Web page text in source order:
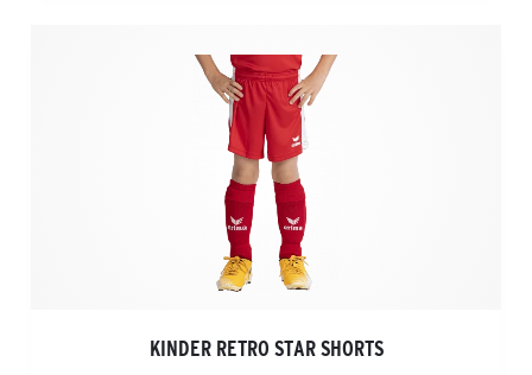
KINDER RETRO STAR SHORTS